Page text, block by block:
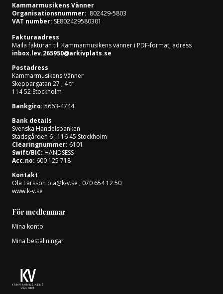
Kammarmusikens Vänner
Organisationsnummer: 802429-5803
VAT number: SE802429580301
Fakturaadress
Maila fakturan till Kammarmusikens vänner i PDF-format, adress
inbox.lev.265950@arkivplats.se
Postadress
Kammarmusikens Vänner
Skeppargatan 27 , 4 tr
114 52 Stockholm
Bankgiro: 5663-4744
Bank details
Svenska Handelsbanken
Stadsgården 6 , 116 45 Stockholm
Clearingnummer: 6101
Swift/BIC: HANDSESS
Acc.no: 600 125 718
Kontakt
Ola Larsson ola@k-v.se , 070 654 12 50
www.k-v.se
För medlemmar
Mina konto
Mina beställningar